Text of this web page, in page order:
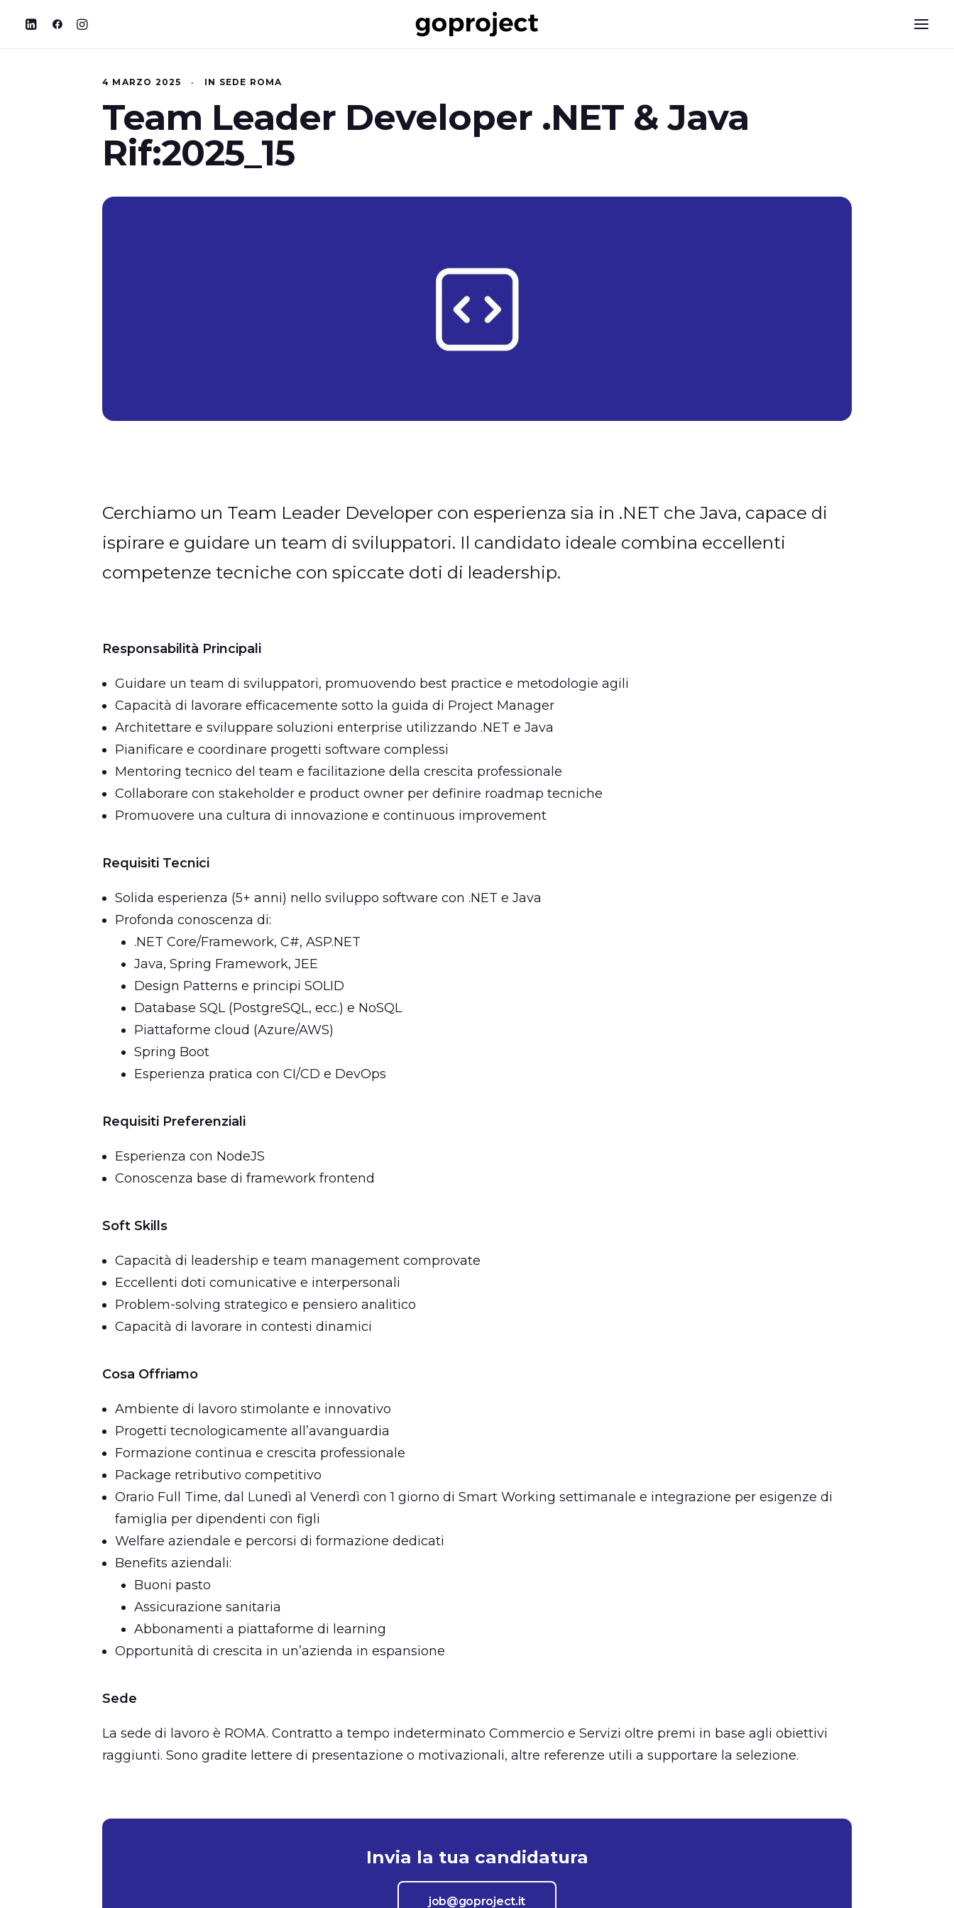
4 MARZO 2025 • IN SEDE ROMA
Team Leader Developer .NET & Java
Rif:2025_15
Cerchiamo un Team Leader Developer con esperienza sia in .NET che Java, capace di
ispirare e guidare un team di sviluppatori. Il candidato ideale combina eccellenti
competenze tecniche con spiccate doti di leadership.
Responsabilità Principali
Guidare un team di sviluppatori, promuovendo best practice e metodologie agili
Capacità di lavorare efficacemente sotto la guida di Project Manager
Architettare e sviluppare soluzioni enterprise utilizzando .NET e Java
Pianificare e coordinare progetti software complessi
Mentoring tecnico del team e facilitazione della crescita professionale
Collaborare con stakeholder e product owner per definire roadmap tecniche
Promuovere una cultura di innovazione e continuous improvement
Requisiti Tecnici
Solida esperienza (5+ anni) nello sviluppo software con .NET e Java
Profonda conoscenza di:
.NET Core/Framework, C#, ASP.NET
Java, Spring Framework, JEE
Design Patterns e principi SOLID
Database SQL (PostgreSQL, ecc.) e NoSQL
Piattaforme cloud (Azure/AWS)
Spring Boot
Esperienza pratica con CI/CD e DevOps
Requisiti Preferenziali
Esperienza con NodeJS
Conoscenza base di framework frontend
Soft Skills
Capacità di leadership e team management comprovate
Eccellenti doti comunicative e interpersonali
Problem-solving strategico e pensiero analitico
Capacità di lavorare in contesti dinamici
Cosa Offriamo
Ambiente di lavoro stimolante e innovativo
Progetti tecnologicamente all’avanguardia
Formazione continua e crescita professionale
Package retributivo competitivo
Orario Full Time, dal Lunedì al Venerdì con 1 giorno di Smart Working settimanale e integrazione per esigenze di
famiglia per dipendenti con figli
Welfare aziendale e percorsi di formazione dedicati
Benefits aziendali:
Buoni pasto
Assicurazione sanitaria
Abbonamenti a piattaforme di learning
Opportunità di crescita in un’azienda in espansione
Sede
La sede di lavoro è ROMA. Contratto a tempo indeterminato Commercio e Servizi oltre premi in base agli obiettivi
raggiunti. Sono gradite lettere di presentazione o motivazionali, altre referenze utili a supportare la selezione.
Invia la tua candidatura
job@goproject.it